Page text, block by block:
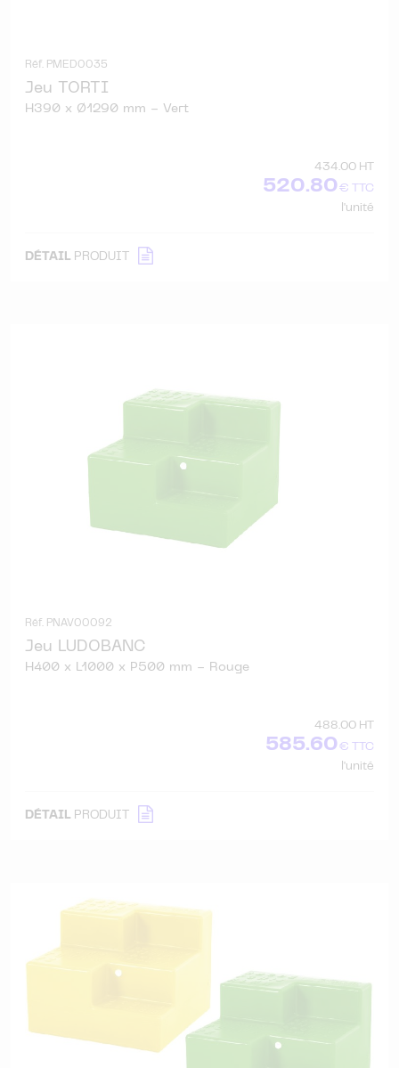
Réf. PMED0035
Jeu TORTI
H390 x Ø1290 mm - Vert
434.00 HT
520.80€ TTC
l'unité
DÉTAIL PRODUIT
Réf. PNAV00092
Jeu LUDOBANC
H400 x L1000 x P500 mm - Rouge
488.00 HT
585.60€ TTC
l'unité
DÉTAIL PRODUIT